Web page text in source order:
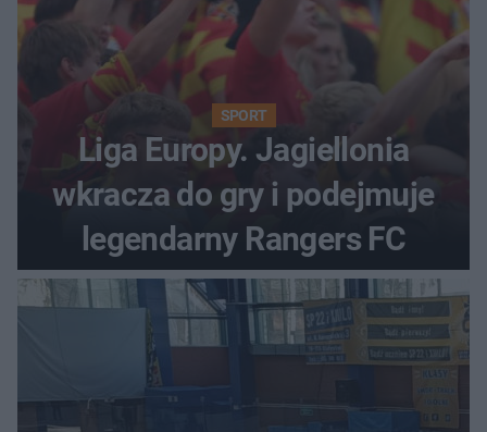
SPORT
Liga Europy. Jagiellonia
wkracza do gry i podejmuje
legendarny Rangers FC